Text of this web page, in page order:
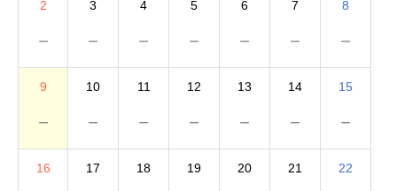
2
－
3
－
4
－
5
－
6
－
7
－
8
－
9
－
10
－
11
－
12
－
13
－
14
－
15
－
16 17 18 19 20 21 22